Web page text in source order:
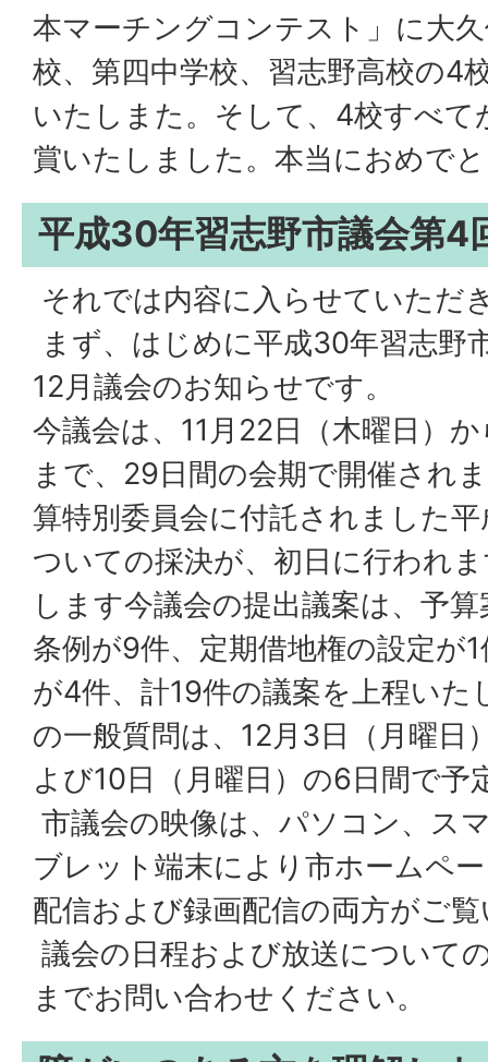
本マーチングコンテスト」に大
校、第四中学校、習志野高校の4
いたしまた。そして、4校すべて
賞いたしました。本当におめで
平成30年習志野市議会第4
それでは内容に入らせていただ
まず、はじめに平成30年習志野
12月議会のお知らせです。
今議会は、11月22日（木曜日）
まで、29日間の会期で開催され
算特別委員会に付託されました
ついての採決が、初日に行われ
します今議会の提出議案は、予
条例が9件、定期借地権の設定が
が4件、計19件の議案を上程いた
の一般質問は、12月3日（月曜日
よび10日（月曜日）の6日間で予
市議会の映像は、パソコン、ス
ブレット端末により市ホームペ
配信および録画配信の両方がご
議会の日程および放送について
までお問い合わせください。